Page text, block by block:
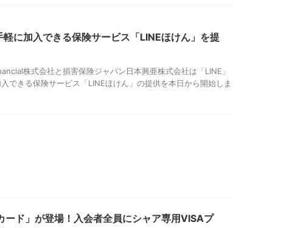
軽に加入できる保険サービス「LINEほけん」を提
株式会社と損害保険ジャパン日本興亜株式会社は「LINE」
できる保険サービス「LINEほけん」の提供を本日から開始しま
ード」が登場！入会者全員にシャア専用VISAプ